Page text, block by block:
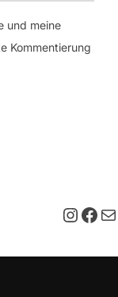
und meine
Kommentierung
E-